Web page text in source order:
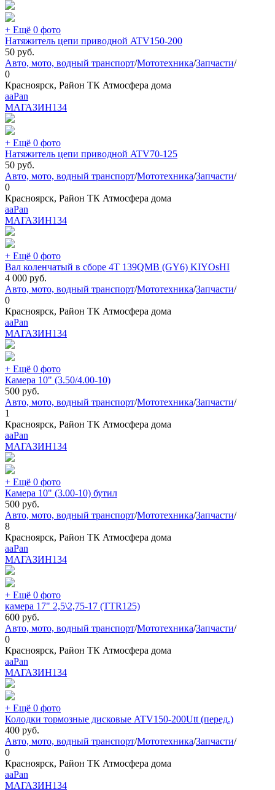
+ Ещё 0 фото
Натяжитель цепи приводной ATV150-200
50 руб.
Авто, мото, водный транспорт/Мототехника/Запчасти/
0
Красноярск, Район ТК Атмосфера дома
aaPan
МАГАЗИН134
+ Ещё 0 фото
Натяжитель цепи приводной ATV70-125
50 руб.
Авто, мото, водный транспорт/Мототехника/Запчасти/
0
Красноярск, Район ТК Атмосфера дома
aaPan
МАГАЗИН134
+ Ещё 0 фото
Вал коленчатый в сборе 4Т 139QMB (GY6) KIYOsHI
4 000 руб.
Авто, мото, водный транспорт/Мототехника/Запчасти/
0
Красноярск, Район ТК Атмосфера дома
aaPan
МАГАЗИН134
+ Ещё 0 фото
Камера 10" (3.50/4.00-10)
500 руб.
Авто, мото, водный транспорт/Мототехника/Запчасти/
1
Красноярск, Район ТК Атмосфера дома
aaPan
МАГАЗИН134
+ Ещё 0 фото
Камера 10" (3.00-10) бутил
500 руб.
Авто, мото, водный транспорт/Мототехника/Запчасти/
8
Красноярск, Район ТК Атмосфера дома
aaPan
МАГАЗИН134
+ Ещё 0 фото
камера 17" 2,5\2,75-17 (TTR125)
600 руб.
Авто, мото, водный транспорт/Мототехника/Запчасти/
0
Красноярск, Район ТК Атмосфера дома
aaPan
МАГАЗИН134
+ Ещё 0 фото
Колодки тормозные дисковые ATV150-200Utt (перед.)
400 руб.
Авто, мото, водный транспорт/Мототехника/Запчасти/
0
Красноярск, Район ТК Атмосфера дома
aaPan
МАГАЗИН134